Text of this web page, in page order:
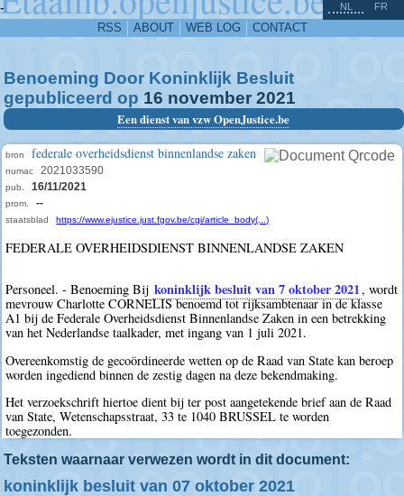
-
RSS ABOUT WEB LOG CONTACT
NL FR
Benoeming Door Koninklijk Besluit
gepubliceerd op 16 november 2021
Een dienst van vzw OpenJustice.be
bron federale overheidsdienst binnenlandse zaken
numac 2021033590
pub. 16/11/2021
prom. --
staatsblad https://www.ejustice.just.fgov.be/cgi/article_body(...)
FEDERALE OVERHEIDSDIENST BINNENLANDSE ZAKEN
Personeel. - Benoeming Bij koninklijk besluit van 7 oktober 2021, wordt
mevrouw Charlotte CORNELIS benoemd tot rijksambtenaar in de klasse
A1 bij de Federale Overheidsdienst Binnenlandse Zaken in een betrekking
van het Nederlandse taalkader, met ingang van 1 juli 2021.
Overeenkomstig de gecoördineerde wetten op de Raad van State kan beroep
worden ingediend binnen de zestig dagen na deze bekendmaking.
Het verzoekschrift hiertoe dient bij ter post aangetekende brief aan de Raad
van State, Wetenschapsstraat, 33 te 1040 BRUSSEL te worden
toegezonden.
Teksten waarnaar verwezen wordt in dit document:
koninklijk besluit van 07 oktober 2021
^